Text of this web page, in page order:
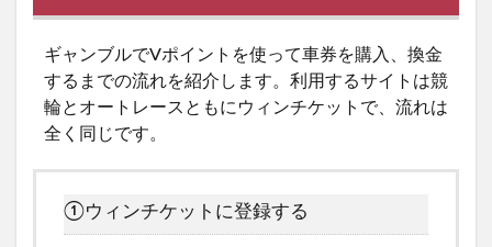
ギャンブルでVポイントを使って車券を購入、換金
するまでの流れを紹介します。利用するサイトは競
輪とオートレースともにウィンチケットで、流れは
全く同じです。
①ウィンチケットに登録する